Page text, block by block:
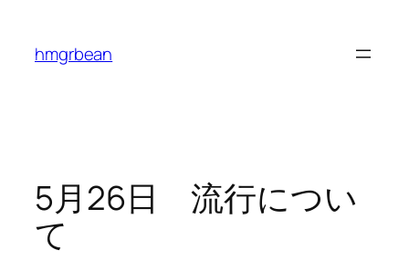
hmgrbean
5月26日 流行につい
て